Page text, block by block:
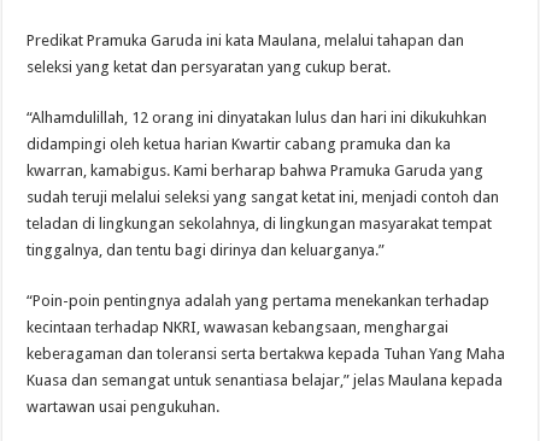
Predikat Pramuka Garuda ini kata Maulana, melalui tahapan dan
seleksi yang ketat dan persyaratan yang cukup berat.
“Alhamdulillah, 12 orang ini dinyatakan lulus dan hari ini dikukuhkan
didampingi oleh ketua harian Kwartir cabang pramuka dan ka
kwarran, kamabigus. Kami berharap bahwa Pramuka Garuda yang
sudah teruji melalui seleksi yang sangat ketat ini, menjadi contoh dan
teladan di lingkungan sekolahnya, di lingkungan masyarakat tempat
tinggalnya, dan tentu bagi dirinya dan keluarganya.”
“Poin-poin pentingnya adalah yang pertama menekankan terhadap
kecintaan terhadap NKRI, wawasan kebangsaan, menghargai
keberagaman dan toleransi serta bertakwa kepada Tuhan Yang Maha
Kuasa dan semangat untuk senantiasa belajar,” jelas Maulana kepada
wartawan usai pengukuhan.